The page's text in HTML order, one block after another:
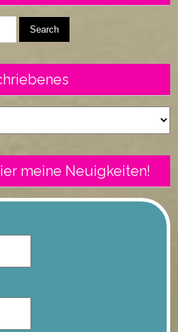
meine Neuigkeiten!